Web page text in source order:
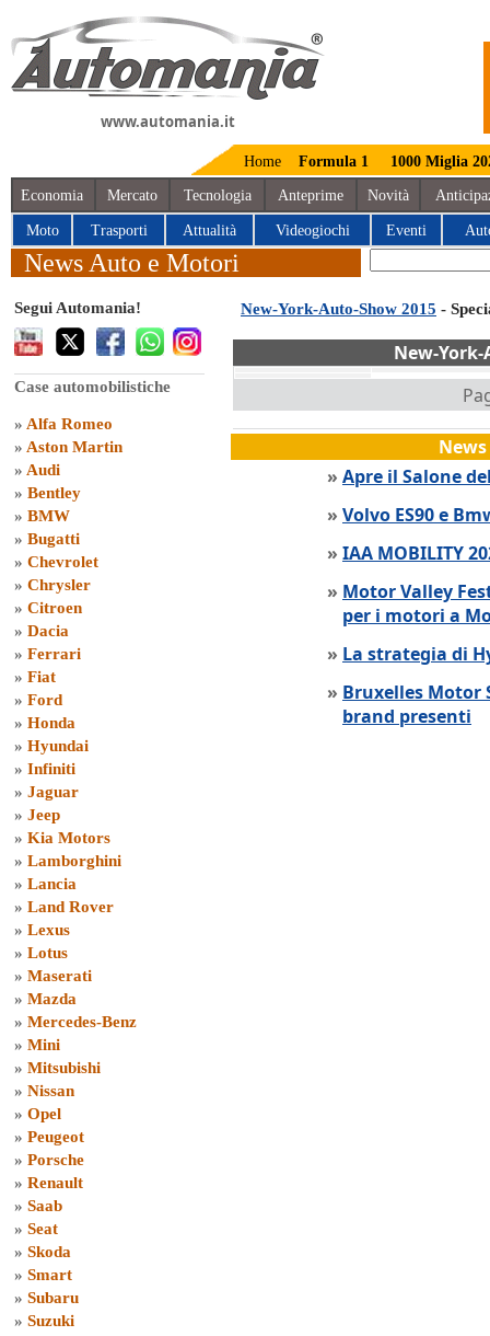
www.automania.it
Home Formula 1 1000 Miglia
Economia Mercato Tecnologia Anteprime Novità
Moto Trasporti Attualità Videogiochi Eventi
News Auto e Motori
Segui Automania!
Case automobilistiche
» Alfa Romeo
» Aston Martin
» Audi
» Bentley
» BMW
» Bugatti
» Chevrolet
» Chrysler
» Citroen
» Dacia
» Ferrari
» Fiat
» Ford
» Honda
» Hyundai
» Infiniti
» Jaguar
» Jeep
» Kia Motors
» Lamborghini
» Lancia
» Land Rover
» Lexus
» Lotus
» Maserati
» Mazda
» Mercedes-Benz
» Mini
» Mitsubishi
» Nissan
» Opel
» Peugeot
» Porsche
» Renault
» Saab
» Seat
» Skoda
» Smart
» Subaru
» Suzuki
New-York-Auto-Show 2015 -
New-York-
» Apre il Salone
» Volvo ES90 e
» IAA MOBILITY
» Motor Valley
per i motori a
» La strategia di
» Bruxelles Motor
brand presenti